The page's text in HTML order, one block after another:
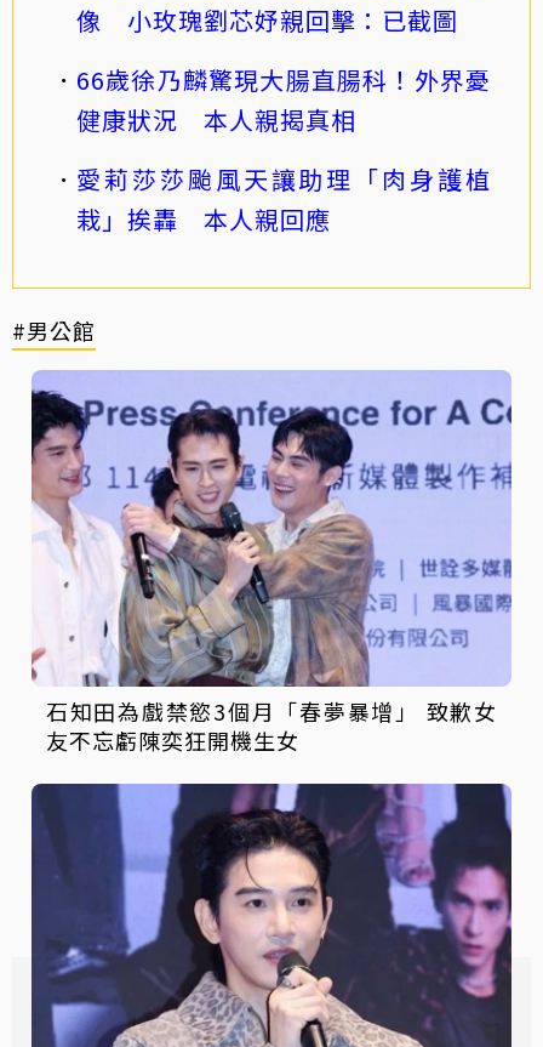
像 小玫瑰劉芯妤親回擊：已截圖
66歲徐乃麟驚現大腸直腸科！外界憂
健康狀況 本人親揭真相
愛莉莎莎颱風天讓助理「肉身護植
栽」挨轟 本人親回應
#男公館
石知田為戲禁慾3個月「春夢暴增」 致歉女
友不忘虧陳奕狂開機生女